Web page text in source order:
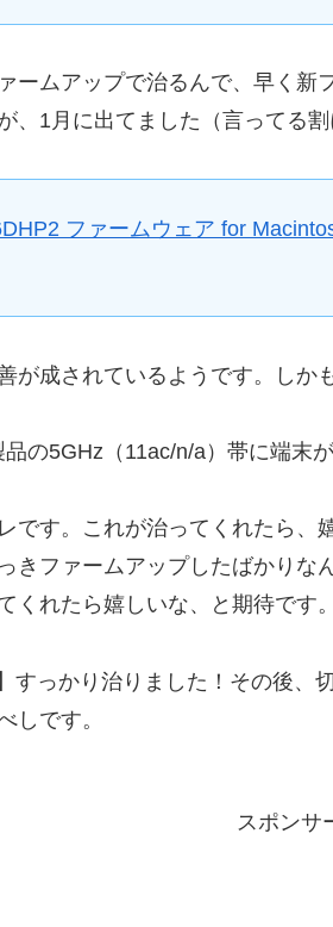
ームアップで治るんで、早く
、1月に出てました（言ってる割
ファームウェア for
が成されているようです。しか
品の5GHz（11ac/n/a）帯に端末
です。これが治ってくれたら、
きファームアップしたばかり
くれたら嬉しいな、と期待です。
すっかり治りました！その後
しです。
スポンサ